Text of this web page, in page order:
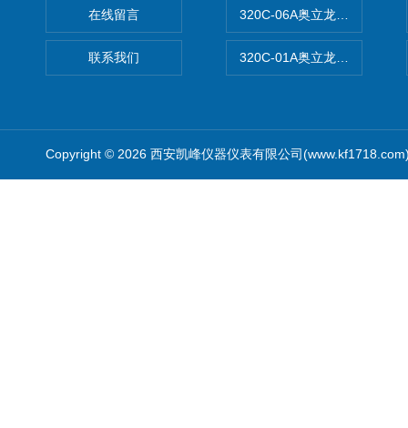
在线留言
联系我们
320C-06A奥立龙实验室便携
320C-01A奥立龙实验室便携
Copyright © 2026 西安凯峰仪器仪表有限公司